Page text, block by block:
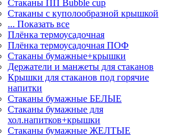
Стаканы ПП Bubble cup
Стаканы с куполообразной крышкой
... Показать все
Плёнка термоусадочная
Плёнка термоусадочная ПОФ
Стаканы бумажные+крышки
Держатели и манжеты для стаканов
Крышки для стаканов под горячие
напитки
Стаканы бумажные БЕЛЫЕ
Стаканы бумажные для
хол.напитков+крышки
Стаканы бумажные ЖЕЛТЫЕ